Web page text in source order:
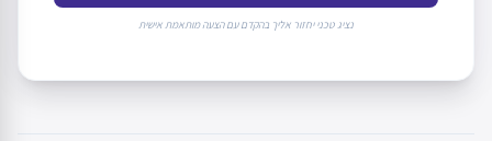
נציג טכני יחזור אליך בהקדם עם הצעה מותאמת אישית